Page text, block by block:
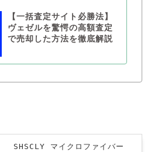
【一括査定サイト必勝法】
ヴェゼルを驚愕の高額査定
で売却した方法を徹底解説
SHSCLY マイクロファイバー